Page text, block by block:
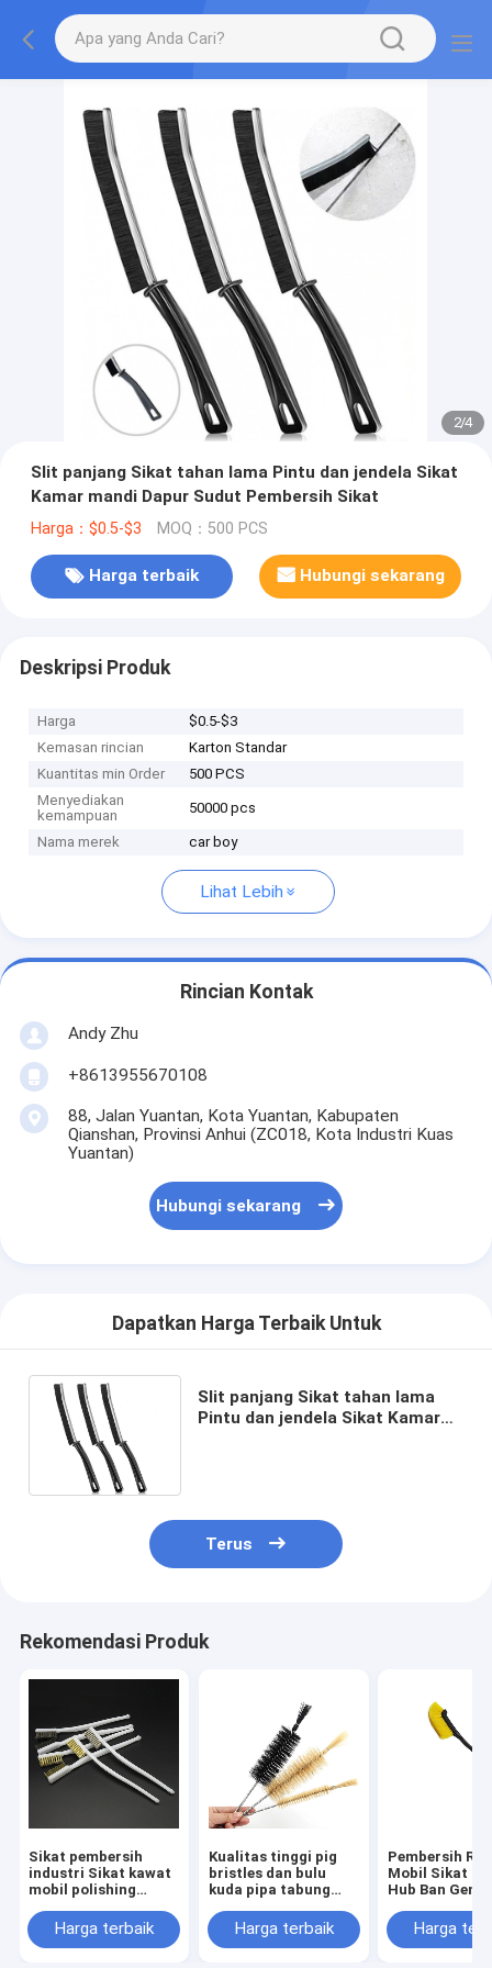
2/4
Slit panjang Sikat tahan lama Pintu dan jendela Sikat
Kamar mandi Dapur Sudut Pembersih Sikat
Harga：$0.5-$3 MOQ：500 PCS
Harga terbaik Hubungi sekarang
Deskripsi Produk
Harga
$0.5-$3
Kemasan rincian
Karton Standar
Kuantitas min Order
500 PCS
Menyediakan
kemampuan
50000 pcs
Nama merek car boy
Lihat Lebih
Rincian Kontak
Andy Zhu
+8613955670108
88, Jalan Yuantan, Kota Yuantan, Kabupaten
Qianshan, Provinsi Anhui (ZC018, Kota Industri Kuas
Yuantan)
Hubungi sekarang
Dapatkan Harga Terbaik Untuk
Slit panjang Sikat tahan lama
Pintu dan jendela Sikat Kamar
Terus
Rekomendasi Produk
Sikat pembersih
industri Sikat kawat
mobil polishing
Sikat detil kecil
Harga terbaik
Kualitas tinggi pig
bristles dan bulu
kuda pipa tabung
sikat botol cuci sikat
Harga terbaik
Pembersih
Mobil Sikat
Hub Ban
Dalam Alat
Pembersih
Harga